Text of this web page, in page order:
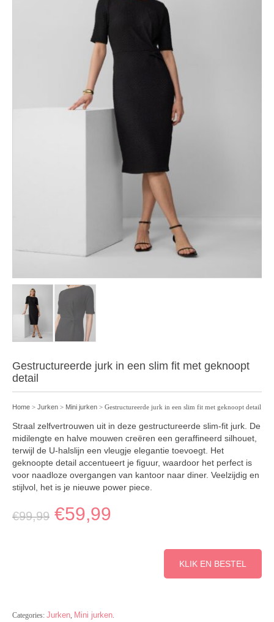
Gestructureerde jurk in een slim fit met geknoopt
detail
Home > Jurken > Mini jurken > Gestructureerde jurk in een slim fit met geknoopt detail
Straal zelfvertrouwen uit in deze gestructureerde slim-fit jurk. De
midilengte en halve mouwen creëren een geraffineerd silhouet,
terwijl de U-halslijn een vleugje elegantie toevoegt. Het
geknoopte detail accentueert je figuur, waardoor het perfect is
voor naadloze overgangen van kantoor naar diner. Veelzijdig en
stijlvol, het is je nieuwe power piece.
€99,99 €59,99
KLIK EN BESTEL
Categories: Jurken, Mini jurken.